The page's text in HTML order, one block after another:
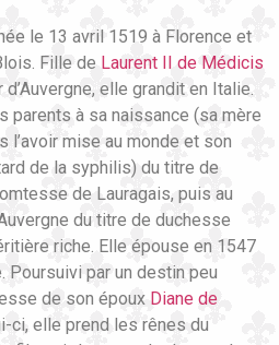
le 13 avril 1519 à Florence et
Fille de Laurent II de Médicis
elle grandit en Italie.
parents à sa naissance (sa mère
l’avoir mise au monde et son
de la syphilis) du titre de
de Lauragais, puis au
du titre de duchesse
riche. Elle épouse en 1547
Poursuivi par un destin peu
de son époux Diane de
ci, elle prend les rênes du